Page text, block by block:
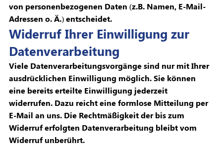
von personenbezogenen Daten (z.B. Namen, E-Mail-
Adressen o. Ä.) entscheidet.
Widerruf Ihrer Einwilligung zur
Datenverarbeitung
Viele Datenverarbeitungsvorgänge sind nur mit Ihrer
ausdrücklichen Einwilligung möglich. Sie können
eine bereits erteilte Einwilligung jederzeit
widerrufen. Dazu reicht eine formlose Mitteilung per
E-Mail an uns. Die Rechtmäßigkeit der bis zum
Widerruf erfolgten Datenverarbeitung bleibt vom
Widerruf unberührt.